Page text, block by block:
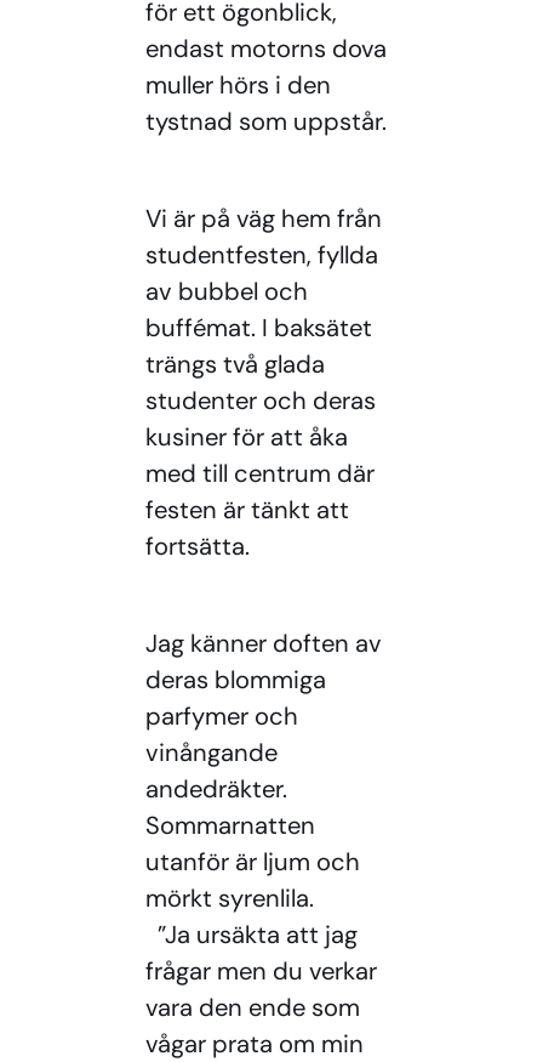
för ett ögonblick,
endast motorns dova
muller hörs i den
tystnad som uppstår.
Vi är på väg hem från
studentfesten, fyllda
av bubbel och
buffémat. I baksätet
trängs två glada
studenter och deras
kusiner för att åka
med till centrum där
festen är tänkt att
fortsätta.
Jag känner doften av
deras blommiga
parfymer och
vinångande
andedräkter.
Sommarnatten
utanför är ljum och
mörkt syrenlila.
”Ja ursäkta att jag
frågar men du verkar
vara den ende som
vågar prata om min